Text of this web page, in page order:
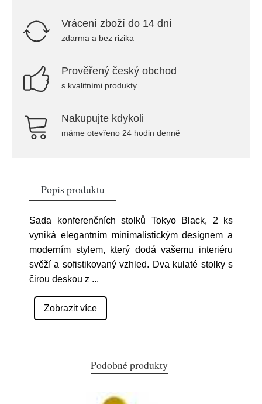
Vrácení zboží do 14 dní
zdarma a bez rizika
Prověřený český obchod
s kvalitními produkty
Nakupujte kdykoli
máme otevřeno 24 hodin denně
Popis produktu
Sada konferenčních stolků Tokyo Black, 2 ks
vyniká elegantním minimalistickým designem a
moderním stylem, který dodá vašemu interiéru
svěží a sofistikovaný vzhled. Dva kulaté stolky s
čirou deskou z ...
Zobrazit více
Podobné produkty